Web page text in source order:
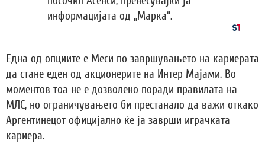
информацијата од „Марка“.
Една од опциите е Меси по завршувањето на кариерата
да стане еден од акционерите на Интер Мајами. Во
моментов тоа не е дозволено поради правилата на
МЛС, но ограничувањето би престанало да важи откако
Аргентинецот официјално ќе ја заврши играчката
кариера.